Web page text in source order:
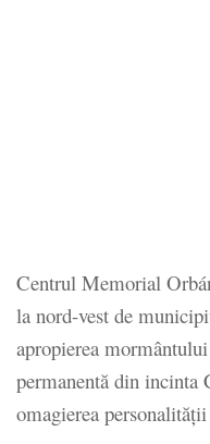
Centrul Memorial
la nord-vest de
apropierea
permanentă din incinta
omagierea